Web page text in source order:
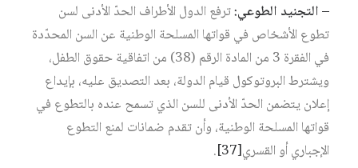
– التجنيد الطوعي:ترفع الدول الأطراف الحدّ الأدنى لسن
تطوع الأشخاص في قواتها المسلحة الوطنية عن السن المحدّدة
في الفقرة 3 من المادة الرقم (38) من اتفاقية حقوق الطفل،
ويشترط البروتوكول قيام الدولة، بعد التصديق عليه، بإيداع
إعلان يتضمن الحدّ الأدنى للسن الذي تسمح عنده بالتطوع في
قواتها المسلحة الوطنية، وأن تقدم ضمانات لمنع التطوع
الإجباري أو القسري[37]
.